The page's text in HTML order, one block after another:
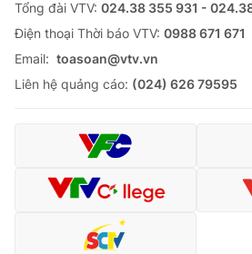
Tổng đài VTV: 024.38 355 931 -
Ðiện thoại Thời báo VTV: 0988 671 671
Email: toasoan@vtv.vn
Liên hệ quảng cáo: (024) 626 79595